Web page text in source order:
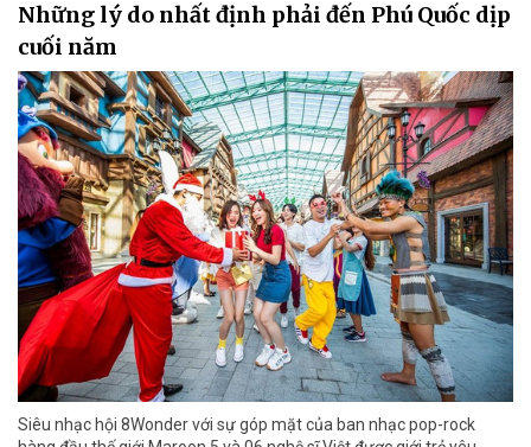
Những lý do nhất định phải đến Phú Quốc dịp
cuối năm
Siêu nhạc hội 8Wonder với sự góp mặt của ban nhạc pop-rock